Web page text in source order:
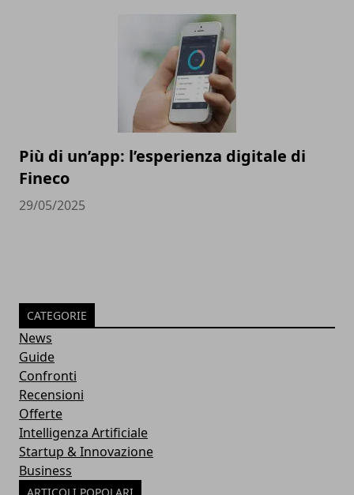
Più di un’app: l’esperienza digitale di
Fineco
29/05/2025
CATEGORIE
News
Guide
Confronti
Recensioni
Offerte
Intelligenza Artificiale
Startup & Innovazione
Business